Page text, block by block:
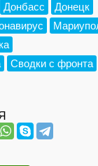
Донбасс
Донецк
Сводки с фронта